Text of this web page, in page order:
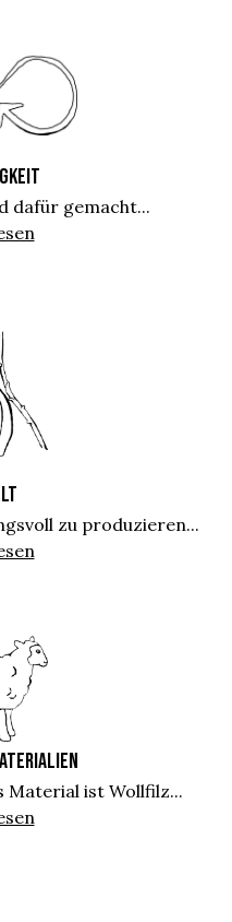
dafür gemacht...
zu produzieren...
Material ist Wollfilz...